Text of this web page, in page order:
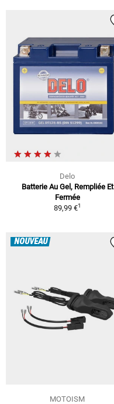
Delo
Batterie Au Gel, Rempliée Et
Fermée
89,99 €1
NOUVEAU
MOTOISM